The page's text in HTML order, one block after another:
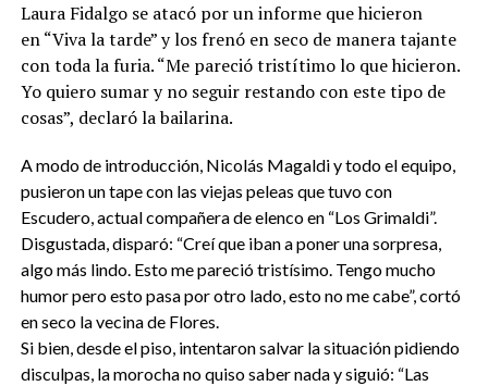
Laura Fidalgo se atacó por un informe que hicieron
en “Viva la tarde” y los frenó en seco de manera tajante
con toda la furia. “Me pareció tristítimo lo que hicieron.
Yo quiero sumar y no seguir restando con este tipo de
cosas”, declaró la bailarina.
A modo de introducción, Nicolás Magaldi y todo el equipo,
pusieron un tape con las viejas peleas que tuvo con
Escudero, actual compañera de elenco en “Los Grimaldi”.
Disgustada, disparó: “Creí que iban a poner una sorpresa,
algo más lindo. Esto me pareció tristísimo. Tengo mucho
humor pero esto pasa por otro lado, esto no me cabe”, cortó
en seco la vecina de Flores.
Si bien, desde el piso, intentaron salvar la situación pidiendo
disculpas, la morocha no quiso saber nada y siguió: “Las